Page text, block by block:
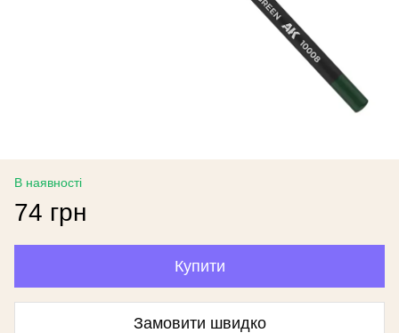
В наявності
74 грн
Купити
Замовити швидко